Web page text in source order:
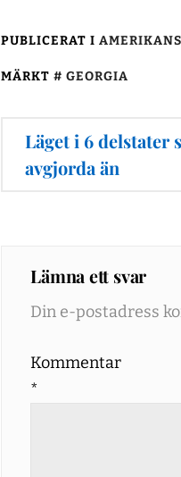
PUBLICERAT I
MÄRKT GEORGIA
Läget i 6 delstater
avgjorda än
Lämna ett svar
Din e-postadress
Kommentar
*